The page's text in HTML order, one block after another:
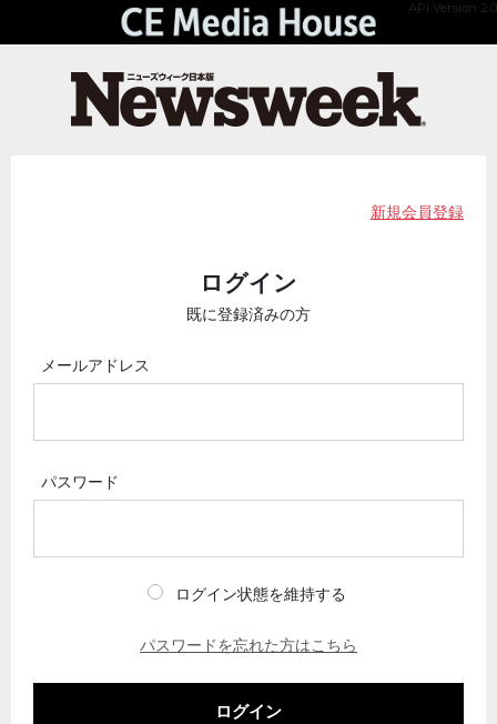
API Version 2.0
新規会員登録
ログイン
既に登録済みの方
メールアドレス
パスワード
ログイン状態を維持する
パスワードを忘れた方はこちら
ログイン